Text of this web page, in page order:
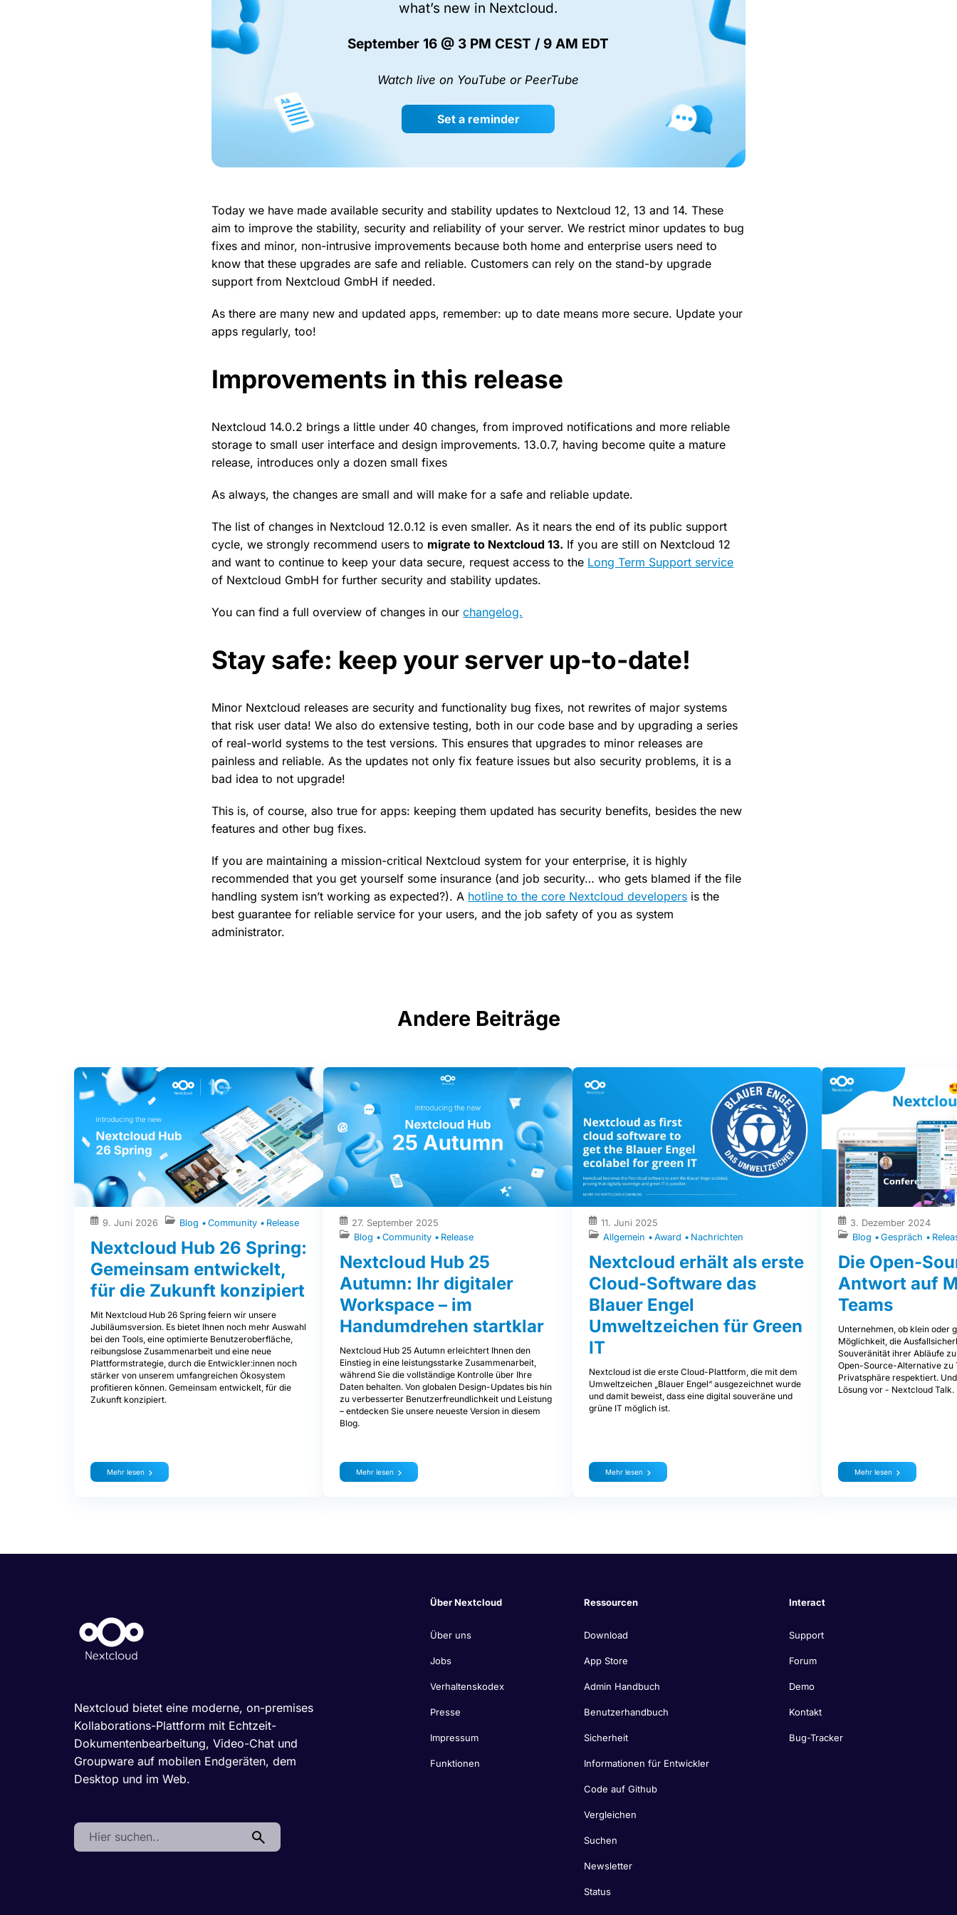
what’s new in Nextcloud.
September 16 @ 3 PM CEST / 9 AM EDT
Watch live on YouTube or PeerTube
Set a reminder
Today we have made available security and stability updates to Nextcloud 12, 13 and 14. These
aim to improve the stability, security and reliability of your server. We restrict minor updates to bug
fixes and minor, non-intrusive improvements because both home and enterprise users need to
know that these upgrades are safe and reliable. Customers can rely on the stand-by upgrade
support from Nextcloud GmbH if needed.
As there are many new and updated apps, remember: up to date means more secure. Update your
apps regularly, too!
Improvements in this release
Nextcloud 14.0.2 brings a little under 40 changes, from improved notifications and more reliable
storage to small user interface and design improvements. 13.0.7, having become quite a mature
release, introduces only a dozen small fixes
As always, the changes are small and will make for a safe and reliable update.
The list of changes in Nextcloud 12.0.12 is even smaller. As it nears the end of its public support
cycle, we strongly recommend users to migrate to Nextcloud 13. If you are still on Nextcloud 12
and want to continue to keep your data secure, request access to the Long Term Support service
of Nextcloud GmbH for further security and stability updates.
You can find a full overview of changes in ourchangelog.
Stay safe: keep your server up-to-date!
Minor Nextcloud releases are security and functionality bug fixes, not rewrites of major systems
that risk user data! We also do extensive testing, both in our code base and by upgrading a series
of real-world systems to the test versions. This ensures that upgrades to minor releases are
painless and reliable. As the updates not only fix feature issues but also security problems, it is a
bad idea to not upgrade!
This is, of course, also true for apps: keeping them updated has security benefits, besides the new
features and other bug fixes.
If you are maintaining a mission-critical Nextcloud system for your enterprise, it is highly
recommended that you get yourself some insurance (and job security… who gets blamed if the file
handling system isn’t working as expected?). A hotline to the core Nextcloud developers is the
best guarantee for reliable service for your users, and the job safety of you as system
administrator.
Andere Beiträge
9. Juni 2026 Blog Community Release
Nextcloud Hub 26 Spring:
Gemeinsam entwickelt,
für die Zukunft konzipiert
Mit Nextcloud Hub 26 Spring feiern wir unsere
Jubiläumsversion. Es bietet Ihnen noch mehr Auswahl
bei den Tools, eine optimierte Benutzeroberfläche,
reibungslose Zusammenarbeit und eine neue
Plattformstrategie, durch die Entwickler:innen noch
stärker von unserem umfangreichen Ökosystem
profitieren können. Gemeinsam entwickelt, für die
Zukunft konzipiert.
Mehr lesen
27. September 2025
Blog
Community Release
Nextcloud Hub 25
Autumn: Ihr digitaler
Workspace – im
Handumdrehen startklar
Nextcloud Hub 25 Autumn erleichtert Ihnen den
Einstieg in eine leistungsstarke Zusammenarbeit,
während Sie die vollständige Kontrolle über Ihre
Daten behalten. Von globalen Design-Updates bis hin
zu verbesserter Benutzerfreundlichkeit und Leistung
– entdecken Sie unsere neueste Version in diesem
Blog.
Mehr lesen
11. Juni 2025
Allgemein
Award Nachrichten
Nextcloud erhält als erste
Cloud-Software das
Blauer Engel
Umweltzeichen für Green
IT
Nextcloud ist die erste Cloud-Plattform, die mit dem
Umweltzeichen „Blauer Engel“ ausgezeichnet wurde
und damit beweist, dass eine digital souveräne und
grüne IT möglich ist.
Mehr lesen
3. Dezember 2024
Blog
Gespräch
Die Open-
Antwort auf
Teams
Unternehmen, ob klein oder
Möglichkeit, die
Souveränität ihrer Abläufe
Open-Source-Alternative zu
Privatsphäre respektiert.
Lösung vor - Nextcloud Talk.
Mehr lesen
Nextcloud bietet eine moderne, on-premises
Kollaborations-Plattform mit Echtzeit-
Dokumentenbearbeitung, Video-Chat und
Groupware auf mobilen Endgeräten, dem
Desktop und im Web.
Search:
Über Nextcloud
Über uns
Jobs
Verhaltenskodex
Presse
Impressum
Funktionen
Ressourcen
Download
App Store
Admin Handbuch
Benutzerhandbuch
Sicherheit
Informationen für Entwickler
Code auf Github
Vergleichen
Suchen
Newsletter
Status
Interact
Support
Forum
Demo
Kontakt
Bug-Tracker